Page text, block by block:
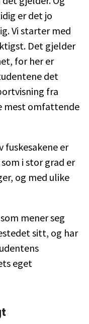
er det jo
Vi starter med
Det gjelder
for her er
det
fra
mest omfattende
fuskesakene er
i stor grad er
og med ulike
mener seg
sitt, og har
eget